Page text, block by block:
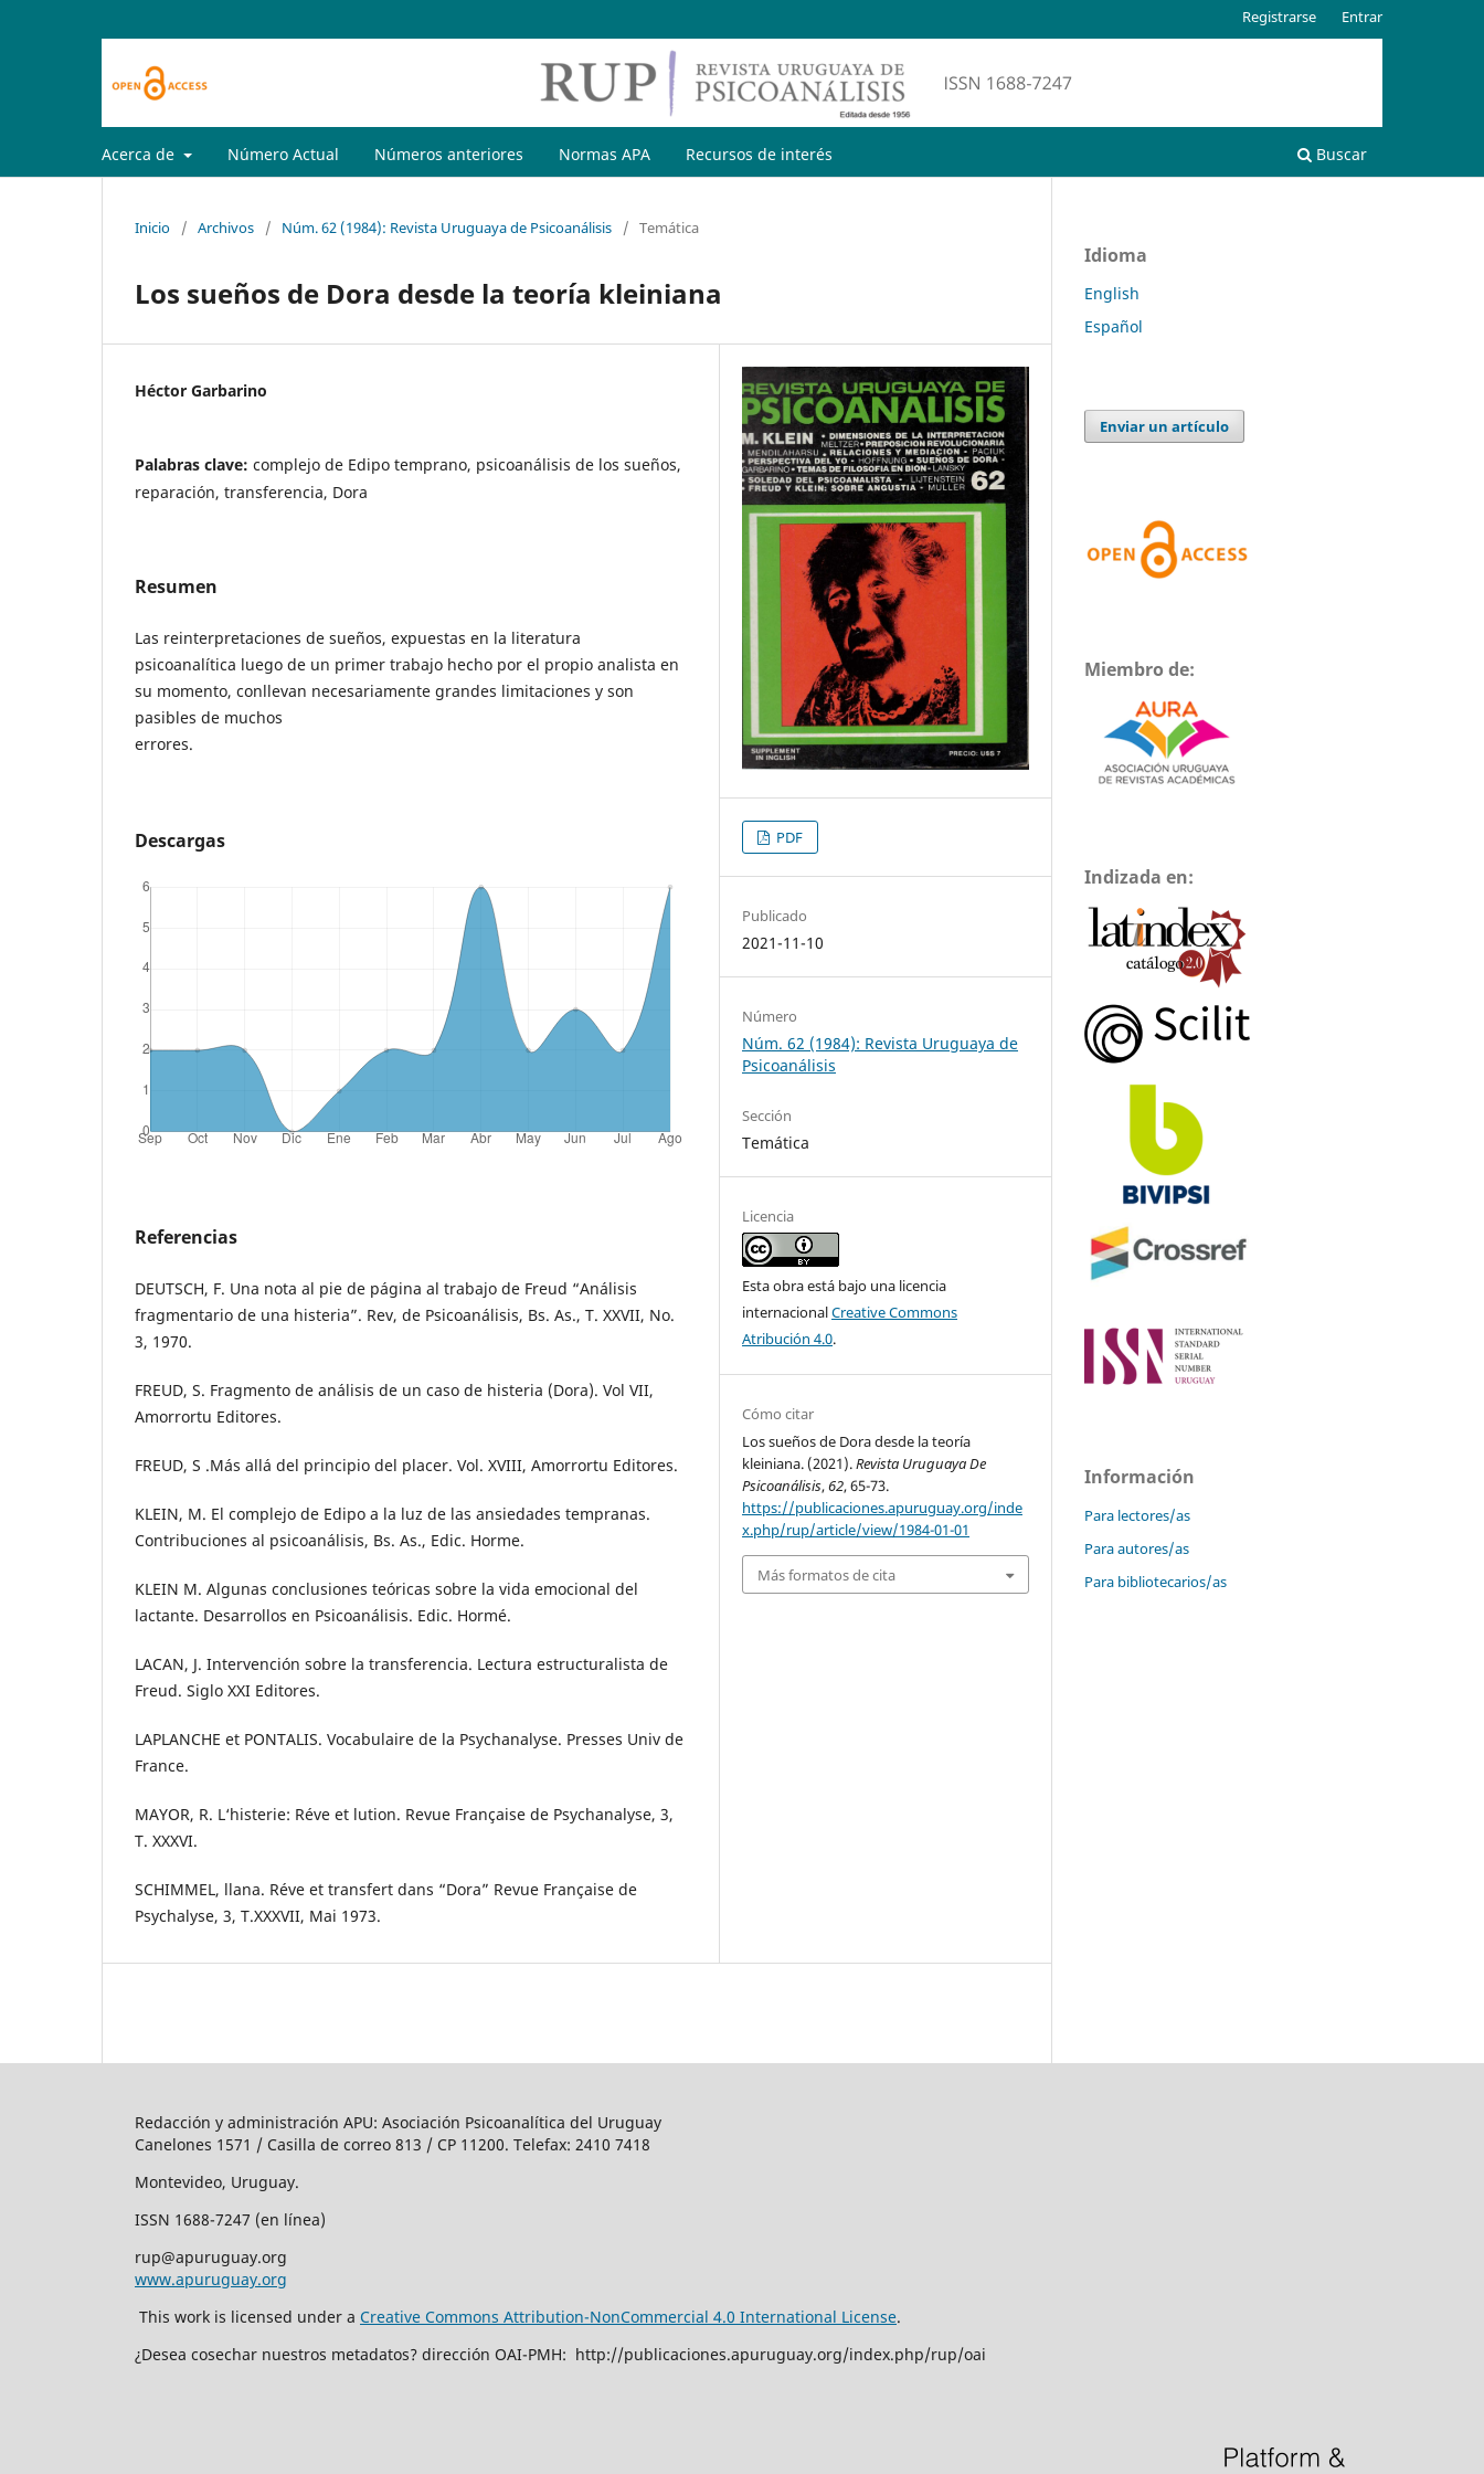
Acerca de Número Actual Números anteriores Normas APA Recursos de interés Buscar
Registrarse Entrar
Inicio / Archivos / Núm. 62 (1984): Revista Uruguaya de Psicoanálisis / Temática
Los sueños de Dora desde la teoría kleiniana
Héctor Garbarino
Palabras clave: complejo de Edipo temprano, psicoanálisis de los sueños,
reparación, transferencia, Dora
Resumen
Las reinterpretaciones de sueños, expuestas en la literatura
psicoanalítica luego de un primer trabajo hecho por el propio analista en
su momento, conllevan necesariamente grandes limitaciones y son
pasibles de muchos
errores.
Descargas
Referencias
DEUTSCH, F. Una nota al pie de página al trabajo de Freud “Análisis
fragmentario de una histeria”. Rev, de Psicoanálisis, Bs. As., T. XXVII, No.
3, 1970.
FREUD, S. Fragmento de análisis de un caso de histeria (Dora). Vol VII,
Amorrortu Editores.
FREUD, S .Más allá del principio del placer. Vol. XVIII, Amorrortu Editores.
KLEIN, M. El complejo de Edipo a la luz de las ansiedades tempranas.
Contribuciones al psicoanálisis, Bs. As., Edic. Horme.
KLEIN M. Algunas conclusiones teóricas sobre la vida emocional del
lactante. Desarrollos en Psicoanálisis. Edic. Hormé.
LACAN, J. Intervención sobre la transferencia. Lectura estructuralista de
Freud. Siglo XXI Editores.
LAPLANCHE et PONTALIS. Vocabulaire de la Psychanalyse. Presses Univ de
France.
MAYOR, R. L‘histerie: Réve et lution. Revue Française de Psychanalyse, 3,
T. XXXVI.
SCHIMMEL, llana. Réve et transfert dans “Dora” Revue Française de
Psychalyse, 3, T.XXXVII, Mai 1973.
PDF
Publicado
2021-11-10
Número
Núm. 62 (1984): Revista Uruguaya de
Psicoanálisis
Sección
Temática
Licencia
Esta obra está bajo una licencia
internacionalCreative Commons
Atribución 4.0.
Cómo citar
Los sueños de Dora desde la teoría
kleiniana. (2021).Revista Uruguaya De
Psicoanálisis,62, 65-73.
https://publicaciones.apuruguay.org/inde
x.php/rup/article/view/1984-01-01
Más formatos de cita
Idioma
English
Español
Enviar un artículo
Miembro de:
Indizada en:
Información
Para lectores/as
Para autores/as
Para bibliotecarios/as
Redacción y administración APU: Asociación Psicoanalítica del Uruguay
Canelones 1571 / Casilla de correo 813 / CP 11200. Telefax: 2410 7418
Montevideo, Uruguay.
ISSN 1688-7247 (en línea)
rup@apuruguay.org
www.apuruguay.org
This work is licensed under a Creative Commons Attribution-NonCommercial 4.0 International License.
¿Desea cosechar nuestros metadatos? dirección OAI-PMH: http://publicaciones.apuruguay.org/index.php/rup/oai